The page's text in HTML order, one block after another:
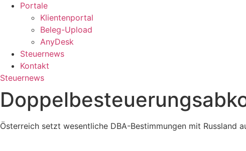
Portale
Klientenportal
Beleg-Upload
AnyDesk
Steuernews
Kontakt
Steuernews
Österreich setzt wesentliche DBA-Bestimmungen mit Russland